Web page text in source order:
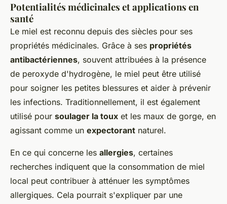
Potentialités médicinales et applications en
santé
Le miel est reconnu depuis des siècles pour ses
propriétés médicinales. Grâce à ses propriétés
antibactériennes, souvent attribuées à la présence
de peroxyde d'hydrogène, le miel peut être utilisé
pour soigner les petites blessures et aider à prévenir
les infections. Traditionnellement, il est également
utilisé pour soulager la toux et les maux de gorge, en
agissant comme un expectorant naturel.
En ce qui concerne les allergies, certaines
recherches indiquent que la consommation de miel
local peut contribuer à atténuer les symptômes
allergiques. Cela pourrait s'expliquer par une